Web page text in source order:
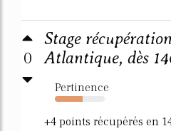
0
Stage
Atlantique, dès
Pertinence
55%
+4 points récupérés en